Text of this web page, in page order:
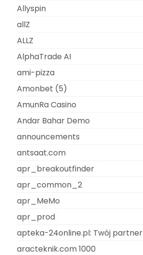
Allyspin
allZ
ALLZ
AlphaTrade AI
ami-pizza
Amonbet (5)
AmunRa Casino
Andar Bahar Demo
announcements
antsaat.com
apr_breakoutfinder
apr_common_2
apr_MeMo
apr_prod
apteka-24online.pl: Twój partner
aracteknik.com 1000